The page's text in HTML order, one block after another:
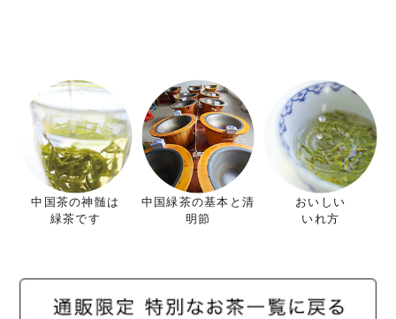
中国茶の神髄は
緑茶です
中国緑茶の基本と清
明節
おいしい
いれ方